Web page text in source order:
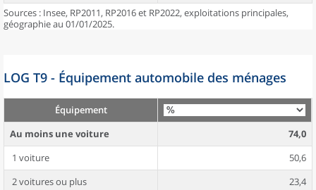
Sources : Insee, RP2011, RP2016 et RP2022, exploitations principales,
géographie au 01/01/2025.
LOG T9 - Équipement automobile des ménages
Équipement
Au moins une voiture
74,0
1 voiture
50,6
2 voitures ou plus
23,4